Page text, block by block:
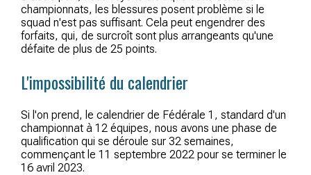
championnats, les blessures posent problème si le
squad n'est pas suffisant. Cela peut engendrer des
forfaits, qui, de surcroît sont plus arrangeants qu'une
défaite de plus de 25 points.
L'impossibilité du calendrier
Si l'on prend, le calendrier de Fédérale 1, standard d'un
championnat à 12 équipes, nous avons une phase de
qualification qui se déroule sur 32 semaines,
commençant le 11 septembre 2022 pour se terminer le
16 avril 2023.